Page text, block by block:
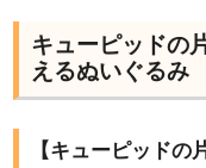
キューピッドの
えるぬいぐるみ
【キューピッドの